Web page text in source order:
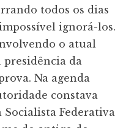
todos os dias
ignorá-los.
o atual
presidência da
Na agenda
constava
Socialista Federativa